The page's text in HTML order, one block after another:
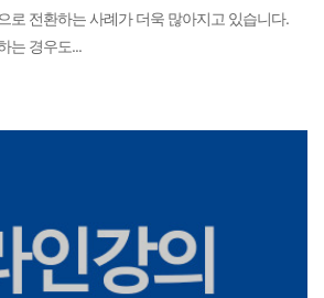
로 전환하는 사례가 더욱 많아지고 있습니다.
는 경우도...